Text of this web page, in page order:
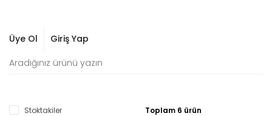
Üye Ol Giriş Yap
Stoktakiler Toplam 6 ürün